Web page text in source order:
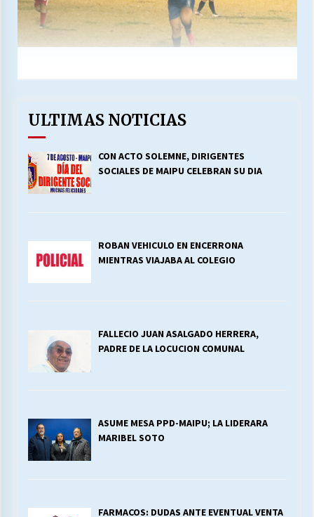
ULTIMAS NOTICIAS
CON ACTO SOLEMNE, DIRIGENTES
SOCIALES DE MAIPU CELEBRAN SU DIA
ROBAN VEHICULO EN ENCERRONA
MIENTRAS VIAJABA AL COLEGIO
FALLECIO JUAN ASALGADO HERRERA,
PADRE DE LA LOCUCION COMUNAL
ASUME MESA PPD-MAIPU; LA LIDERARA
MARIBEL SOTO
FARMACOS: DUDAS ANTE EVENTUAL VENTA